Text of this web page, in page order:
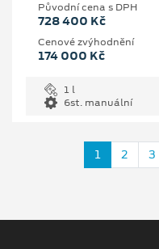
Původní cena s DPH
728 400 Kč
Cenové zvýhodnění
174 000 Kč
1 l
6st. manuální
1 2 3